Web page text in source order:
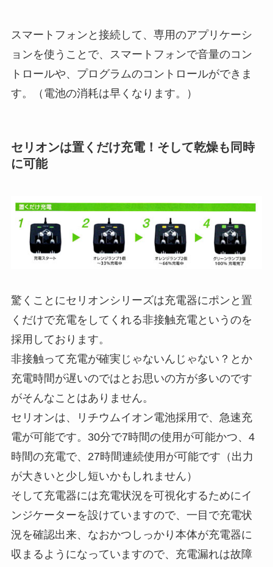
スマートフォンと接続して、専用のアプリケーシ
ョンを使うことで、スマートフォンで音量のコン
トロールや、プログラムのコントロールができま
す。（電池の消耗は早くなります。）
セリオンは置くだけ充電！そして乾燥も同時
に可能
驚くことにセリオンシリーズは充電器にポンと置
くだけで充電をしてくれる非接触充電というのを
採用しております。
非接触って充電が確実じゃないんじゃない？とか
充電時間が遅いのではとお思いの方が多いのです
がそんなことはありません。
セリオンは、リチウムイオン電池採用で、急速充
電が可能です。30分で7時間の使用が可能かつ、4
時間の充電で、27時間連続使用が可能です（出力
が大きいと少し短いかもしれません）
そして充電器には充電状況を可視化するためにイ
ンジケーターを設けていますので、一目で充電状
況を確認出来、なおかつしっかり本体が充電器に
収まるようになっていますので、充電漏れは故障